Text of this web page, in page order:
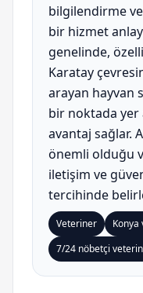
bilgilendirme
bir hizmet
genelinde,
Karatay
arayan hayvan
bir noktada yer
avantaj sağlar.
önemli olduğu
iletişim ve
tercihinde
Veteriner
7/24 nöbetçi